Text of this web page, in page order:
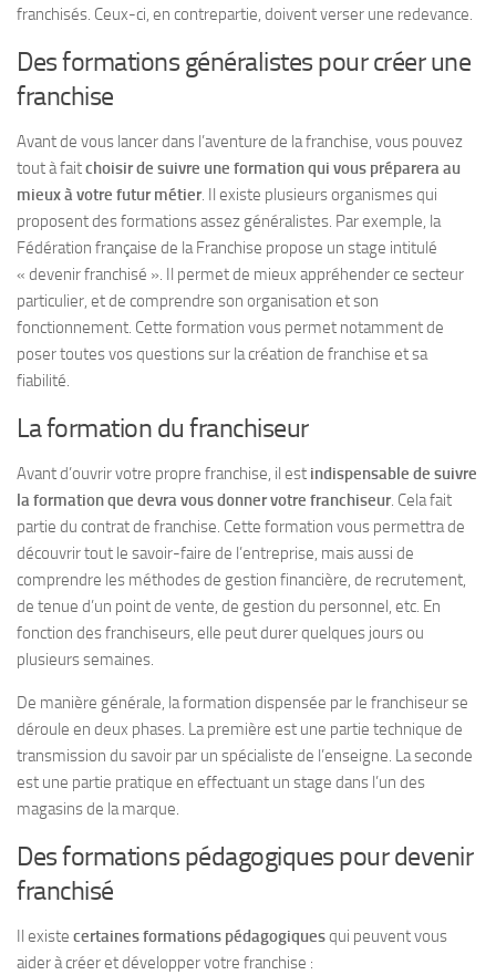
franchisés. Ceux-ci, en contrepartie, doivent verser une redevance.
Des formations généralistes pour créer une
franchise
Avant de vous lancer dans l’aventure de la franchise, vous pouvez
tout à faitchoisir de suivre une formation qui vous préparera au
mieux à votre futur métier. Il existe plusieurs organismes qui
proposent des formations assez généralistes. Par exemple, la
Fédération française de la Franchise propose un stage intitulé
« devenir franchisé ». Il permet de mieux appréhender ce secteur
particulier, et de comprendre son organisation et son
fonctionnement. Cette formation vous permet notamment de
poser toutes vos questions sur la création de franchise et sa
fiabilité.
La formation du franchiseur
Avant d’ouvrir votre propre franchise, il est indispensable de suivre
la formation que devra vous donner votre franchiseur. Cela fait
partie du contrat de franchise. Cette formation vous permettra de
découvrir tout le savoir-faire de l’entreprise, mais aussi de
comprendre les méthodes de gestion financière, de recrutement,
de tenue d’un point de vente, de gestion du personnel, etc. En
fonction des franchiseurs, elle peut durer quelques jours ou
plusieurs semaines.
De manière générale, la formation dispensée par le franchiseur se
déroule en deux phases. La première est une partie technique de
transmission du savoir par un spécialiste de l’enseigne. La seconde
est une partie pratique en effectuant un stage dans l’un des
magasins de la marque.
Des formations pédagogiques pour devenir
franchisé
Il existe certaines formations pédagogiquesqui peuvent vous
aider à créer et développer votre franchise :